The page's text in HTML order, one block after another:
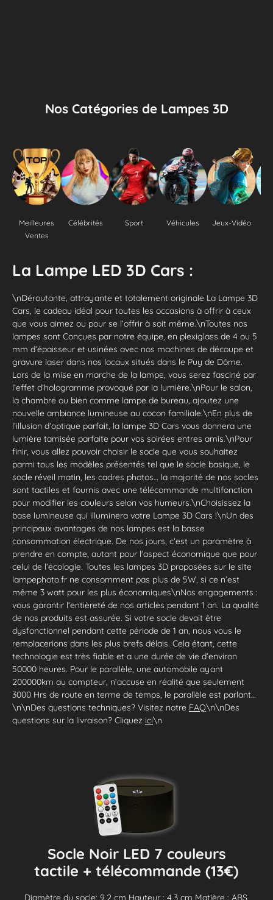
Nos Catégories de Lampes 3D
Meilleures
Ventes
Célébrités Sport Véhicules Jeux-Vidéo
La Lampe LED 3D Cars :
\nDéroutante, attrayante et totalement originale La Lampe 3D
Cars, le cadeau idéal pour toutes les occasions à offrir à ceux
que vous aimez ou pour se l’offrir à soit même.\nToutes nos
lampes sont Conçues par notre équipe, en plexiglass de 4 ou 5
mm d’épaisseur et usinées avec nos machines de découpe et
gravure laser dans nos locaux situés dans le Puy de Dôme.
Lors de la mise en marche de la lampe, vous serez fasciné par
l’effet d’hologramme provoqué par la lumière.\nPour le salon,
la chambre ou bien comme lampe de bureau, ajoutez une
nouvelle ambiance lumineuse au cocon familiale.\nEn plus de
l’illusion d’optique parfait, la lampe 3D Cars vous donnera une
lumière tamisée parfaite pour vos soirées entres amis.\nPour
finir, vous allez pouvoir choisir le socle que vous souhaitez
parmi tous les modèles présentés tel que le socle basique, le
socle réveil matin, les cadres photos… la majorité de nos socles
sont tactiles et fournis avec une télécommande multifonction
pour modifier les couleurs selon vos humeurs.\nChoisissez la
base lumineuse qui illuminera votre Lampe 3D Cars !\nUn des
principaux avantages de nos lampes est la basse
consommation électrique. De nos jours, c’est un paramètre à
prendre en compte, autant pour l’aspect économique que pour
celui de l’écologie. Toutes les lampes 3D proposées sur le site
lampephoto.fr ne consomment pas plus de 5W, si ce n’est
même 3 watt pour les plus économiques\nNos engagements :
vous garantir l’entièreté de nos articles pendant 1 an. La qualité
de nos produits est assurée. Si votre socle devait être
dysfonctionnel pendant cette période de 1 an, nous vous le
remplacerions dans les plus brefs délais. Cela étant, cette
technologie est très fiable et a une durée de vie d’environ
50000 heures. Pour le parallèle, une automobile ayant
200000km au compteur, n‘accuse en réalité que seulement
3000 Hrs de route en terme de temps, le parallèle est parlant…
\n\nDes questions techniques? Visitez notre FAQ\n\nDes
questions sur la livraison? Cliquez ici\n
Socle Noir LED 7 couleurs
tactile + télécommande (13€)
Diamètre du socle: 9,2 cm Hauteur : 4,3 cm Matière : ABS